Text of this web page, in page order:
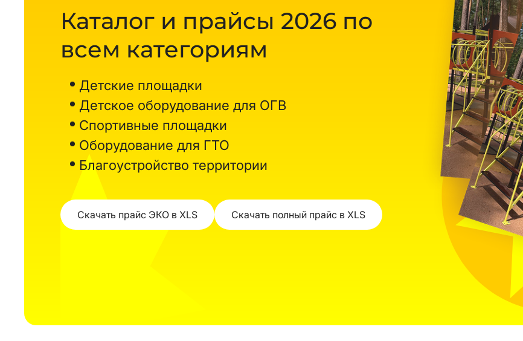
Каталог и прайсы 2026 по
всем категориям
Детские площадки
Детское оборудование для ОГВ
Спортивные площадки
Оборудование для ГТО
Благоустройство территории
Скачать прайс ЭКО в XLS Скачать полный прайс в XLS